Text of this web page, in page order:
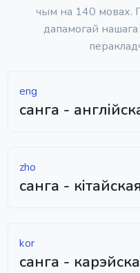
чым на 140 мовах.
дапамогай
eng
санга -
zho
санга -
kor
санга -